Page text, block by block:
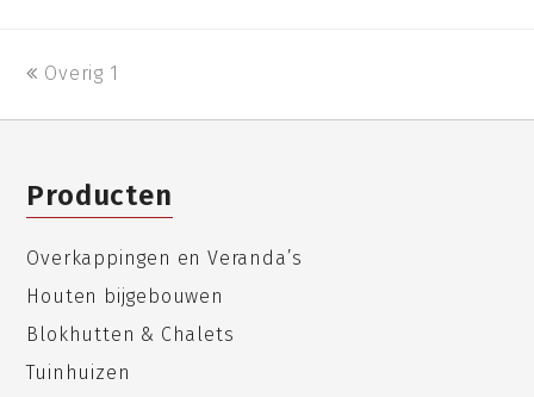
previous
Overig 1
Producten
Overkappingen en Veranda’s
Houten bijgebouwen
Blokhutten & Chalets
Tuinhuizen